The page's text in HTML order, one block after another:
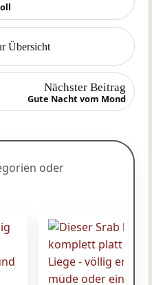
Übersicht
Nächster Beitrag
Gute Nacht vom Mond
oder